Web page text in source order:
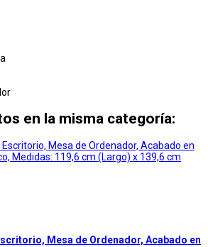
en la misma categoría:
Mesa de Ordenador, Acabado en